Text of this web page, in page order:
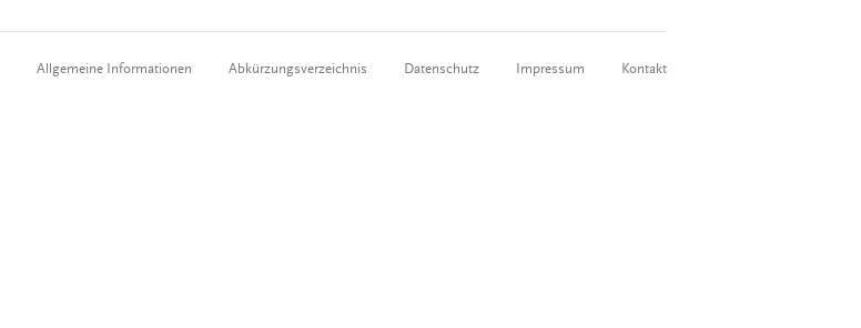
Allgemeine Informationen Abkürzungsverzeichnis Datenschutz Impressum Kontakt